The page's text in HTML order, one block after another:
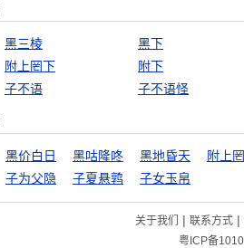
黑三棱
黑下
附上罔下
附下
子不语 子不语怪
黑价白日 黑咕隆咚 黑地昏天
附上
子为父隐 子夏悬鹑 子女玉帛
关于我们 | 联系方式|
粤ICP备